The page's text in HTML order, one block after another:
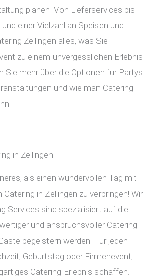
planen. Von Lieferservices bis
einer Vielzahl an Speisen und
Zellingen alles, was Sie
zu einem unvergesslichen Erlebnis
Sie mehr über die Optionen für Partys
und wie man Catering
in Zellingen
als einen wundervollen Tag mit
in Zellingen zu verbringen! Wir
Services sind spezialisiert auf die
und anspruchsvoller Catering-
begeistern werden. Für jeden
Geburtstag oder Firmenevent,
Catering-Erlebnis schaffen.